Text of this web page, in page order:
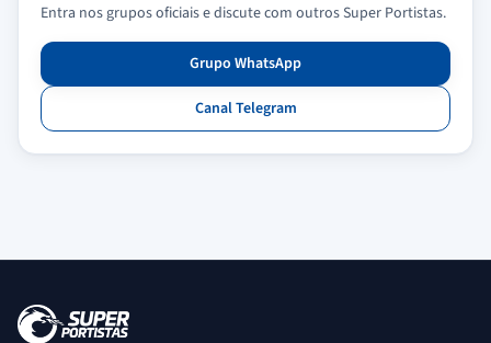
Entra nos grupos oficiais e discute com outros Super Portistas.
Grupo WhatsApp
Canal Telegram